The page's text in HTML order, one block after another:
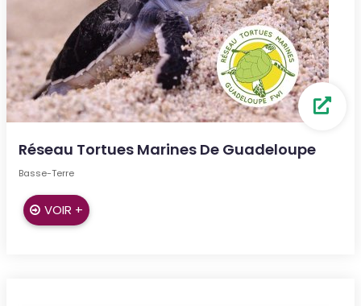
Réseau Tortues Marines De Guadeloupe
Basse-Terre
VOIR +